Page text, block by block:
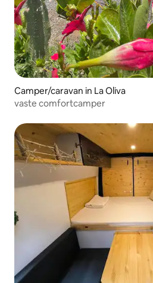
Camper/caravan in La Oliva
vaste comfortcamper